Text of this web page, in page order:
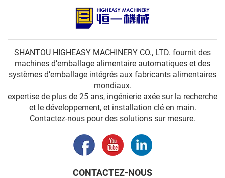
SHANTOU HIGHEASY MACHINERY CO., LTD. fournit des
machines d’emballage alimentaire automatiques et des
systèmes d’emballage intégrés aux fabricants alimentaires
mondiaux.
expertise de plus de 25 ans, ingénierie axée sur la recherche
et le développement, et installation clé en main.
Contactez-nous pour des solutions sur mesure.
CONTACTEZ-NOUS